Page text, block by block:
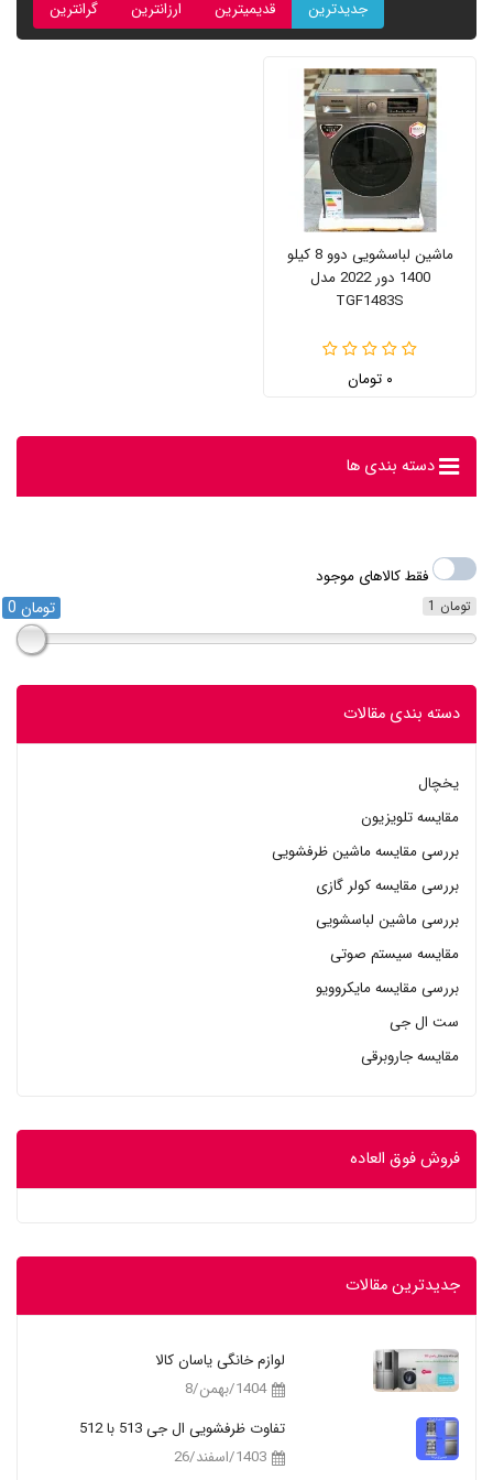
جدیدترین قدیمیترین ارزانترین گرانترین
ماشین لباسشویی دوو 8 کیلو
1400 دور 2022 مدل
TGF1483S
دسته بندی ها
فقط کالاهای موجود
0 تومان
دسته بندی مقالات
یخچال
مقایسه تلویزیون
بررسی مقایسه ماشین ظرفشویی
بررسی مقایسه کولر گازی
بررسی ماشین لباسشویی
مقایسه سیستم صوتی
بررسی مقایسه مایکروویو
ست ال جی
مقایسه جاروبرقی
فروش فوق العاده
جدیدترین مقالات
لوازم خانگی یاسان کالا
1404/بهمن/8
تفاوت ظرفشویی ال جی 513 با 512
1403/اسفند/26